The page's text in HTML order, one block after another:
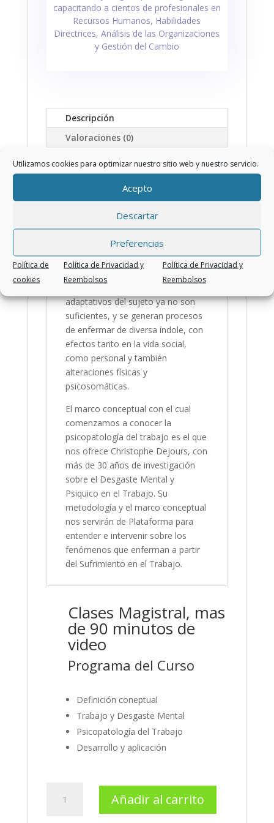
Utilizamos cookies para optimizar nuestro sitio web y nuestro servicio.
Acepto
Descartar
Preferencias
Política de
cookies
Política de Privacidad y
Reembolsos
Política de Privacidad y
Reembolsos
capacitando a cientos de profesionales en
Recursos Humanos, Habilidades
Directrices, Análisis de las Organizaciones
y Gestión del Cambio
Descripción
Valoraciones (0)
Trabajo y
desgaste
mental
El abordaje de la Psicopatología del
trabajo comienza con la
consideración de los elementos que
modifican el sí mismo laboral de tal
adaptativos del sujeto ya no son
suficientes, y se generan procesos
de enfermar de diversa índole, con
efectos tanto en la vida social,
como personal y también
alteraciones físicas y
psicosomáticas.
El marco conceptual con el cual
comenzamos a conocer la
psicopatología del trabajo es el que
nos ofrece Christophe Dejours, con
más de 30 años de investigación
sobre el Desgaste Mental y
Psiquico en el Trabajo. Su
metodología y el marco conceptual
nos servirán de Plataforma para
entender e intervenir sobre los
fenómenos que enferman a partir
del Sufrimiento en el Trabajo.
Clases Magistral, mas
de 90 minutos de
video
Programa del Curso
Definición coneptual
Trabajo y Desgaste Mental
Psicopatología del Trabajo
Desarrollo y aplicación
Psicopatología
Añadir al carrito